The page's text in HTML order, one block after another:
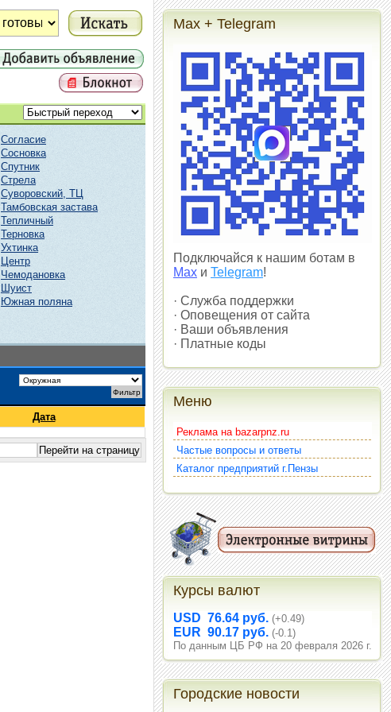
Согласие
Сосновка
Спутник
Стрела
Суворовский, ТЦ
Тамбовская застава
Тепличный
Терновка
Ухтинка
Центр
Чемодановка
Шуист
Южная поляна
Дата
Max + Telegram
Подключайся к нашим ботам в
Max и Telegram!
· Служба поддержки
· Оповещения от сайта
· Ваши объявления
· Платные коды
Меню
Реклама на bazarpnz.ru
Частые вопросы и ответы
Каталог предприятий г.Пензы
Курсы валют
USD 76.64 руб. (+0.49)
EUR 90.17 руб. (-0.1)
По данным ЦБ РФ на 20 февраля 2026 г.
Городские новости